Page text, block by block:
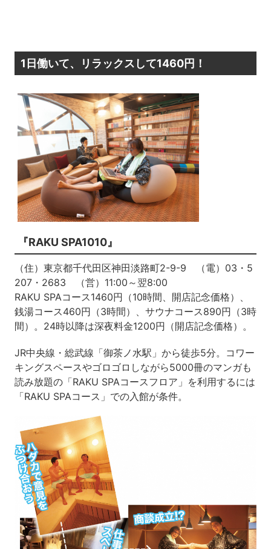
1日働いて、リラックスして1460円！
『RAKU SPA1010』
（住）東京都千代田区神田淡路町2-9-9 （電）03・5
207・2683 （営）11:00～翌8:00
RAKU SPAコース1460円（10時間、開店記念価格）、
銭湯コース460円（3時間）、サウナコース890円（3時
間）。24時以降は深夜料金1200円（開店記念価格）。
JR中央線・総武線「御茶ノ水駅」から徒歩5分。コワー
キングスペースやゴロゴロしながら5000冊のマンガも
読み放題の「RAKU SPAコースフロア」を利用するには
「RAKU SPAコース」での入館が条件。